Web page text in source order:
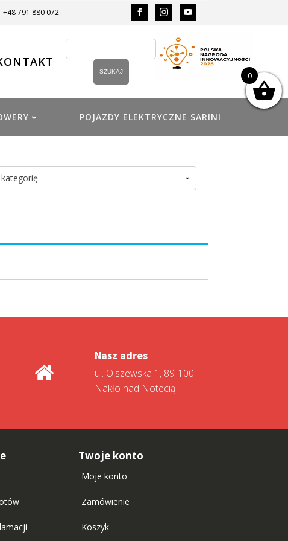
+48 791 880 072
POJAZDY ELEKTRYCZNE SARINI
Nasz adres
ul. Olszewska 1, 89-100
Nakło nad Notecią
Twoje konto
Moje konto
Zamówienie
Koszyk
0